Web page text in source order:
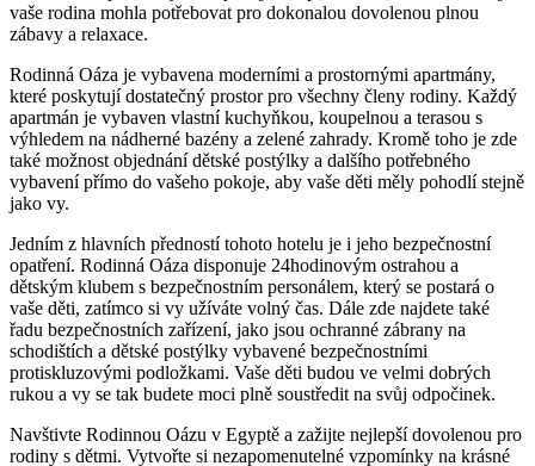
vaše rodina mohla potřebovat pro dokonalou dovolenou plnou
zábavy a relaxace.
Rodinná Oáza je vybavena moderními a prostornými apartmány,
které poskytují dostatečný prostor pro všechny členy rodiny. Každý
apartmán je vybaven vlastní kuchyňkou, koupelnou a terasou s
výhledem na nádherné bazény a zelené zahrady. Kromě toho je zde
také možnost objednání dětské postýlky a dalšího potřebného
vybavení přímo do vašeho pokoje, aby vaše děti měly pohodlí stejně
jako vy.
Jedním z hlavních předností tohoto hotelu je i jeho bezpečnostní
opatření. Rodinná Oáza disponuje 24hodinovým ostrahou a
dětským klubem s bezpečnostním personálem, který se postará o
vaše děti, zatímco si vy užíváte volný čas. Dále zde najdete také
řadu bezpečnostních zařízení, jako jsou ochranné zábrany na
schodištích a dětské postýlky vybavené bezpečnostními
protiskluzovými podložkami. Vaše děti budou ve velmi dobrých
rukou a vy se tak budete moci plně soustředit na svůj odpočinek.
Navštivte Rodinnou Oázu v Egyptě a zažijte nejlepší dovolenou pro
rodiny s dětmi. Vytvořte si nezapomenutelné vzpomínky na krásné